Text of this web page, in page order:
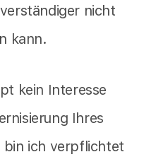
nicht
kann.
kein Interesse
Ihres
bin ich verpflichtet